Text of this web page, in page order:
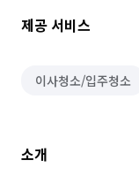
제공 서비스
이사청소/입주청소
소개